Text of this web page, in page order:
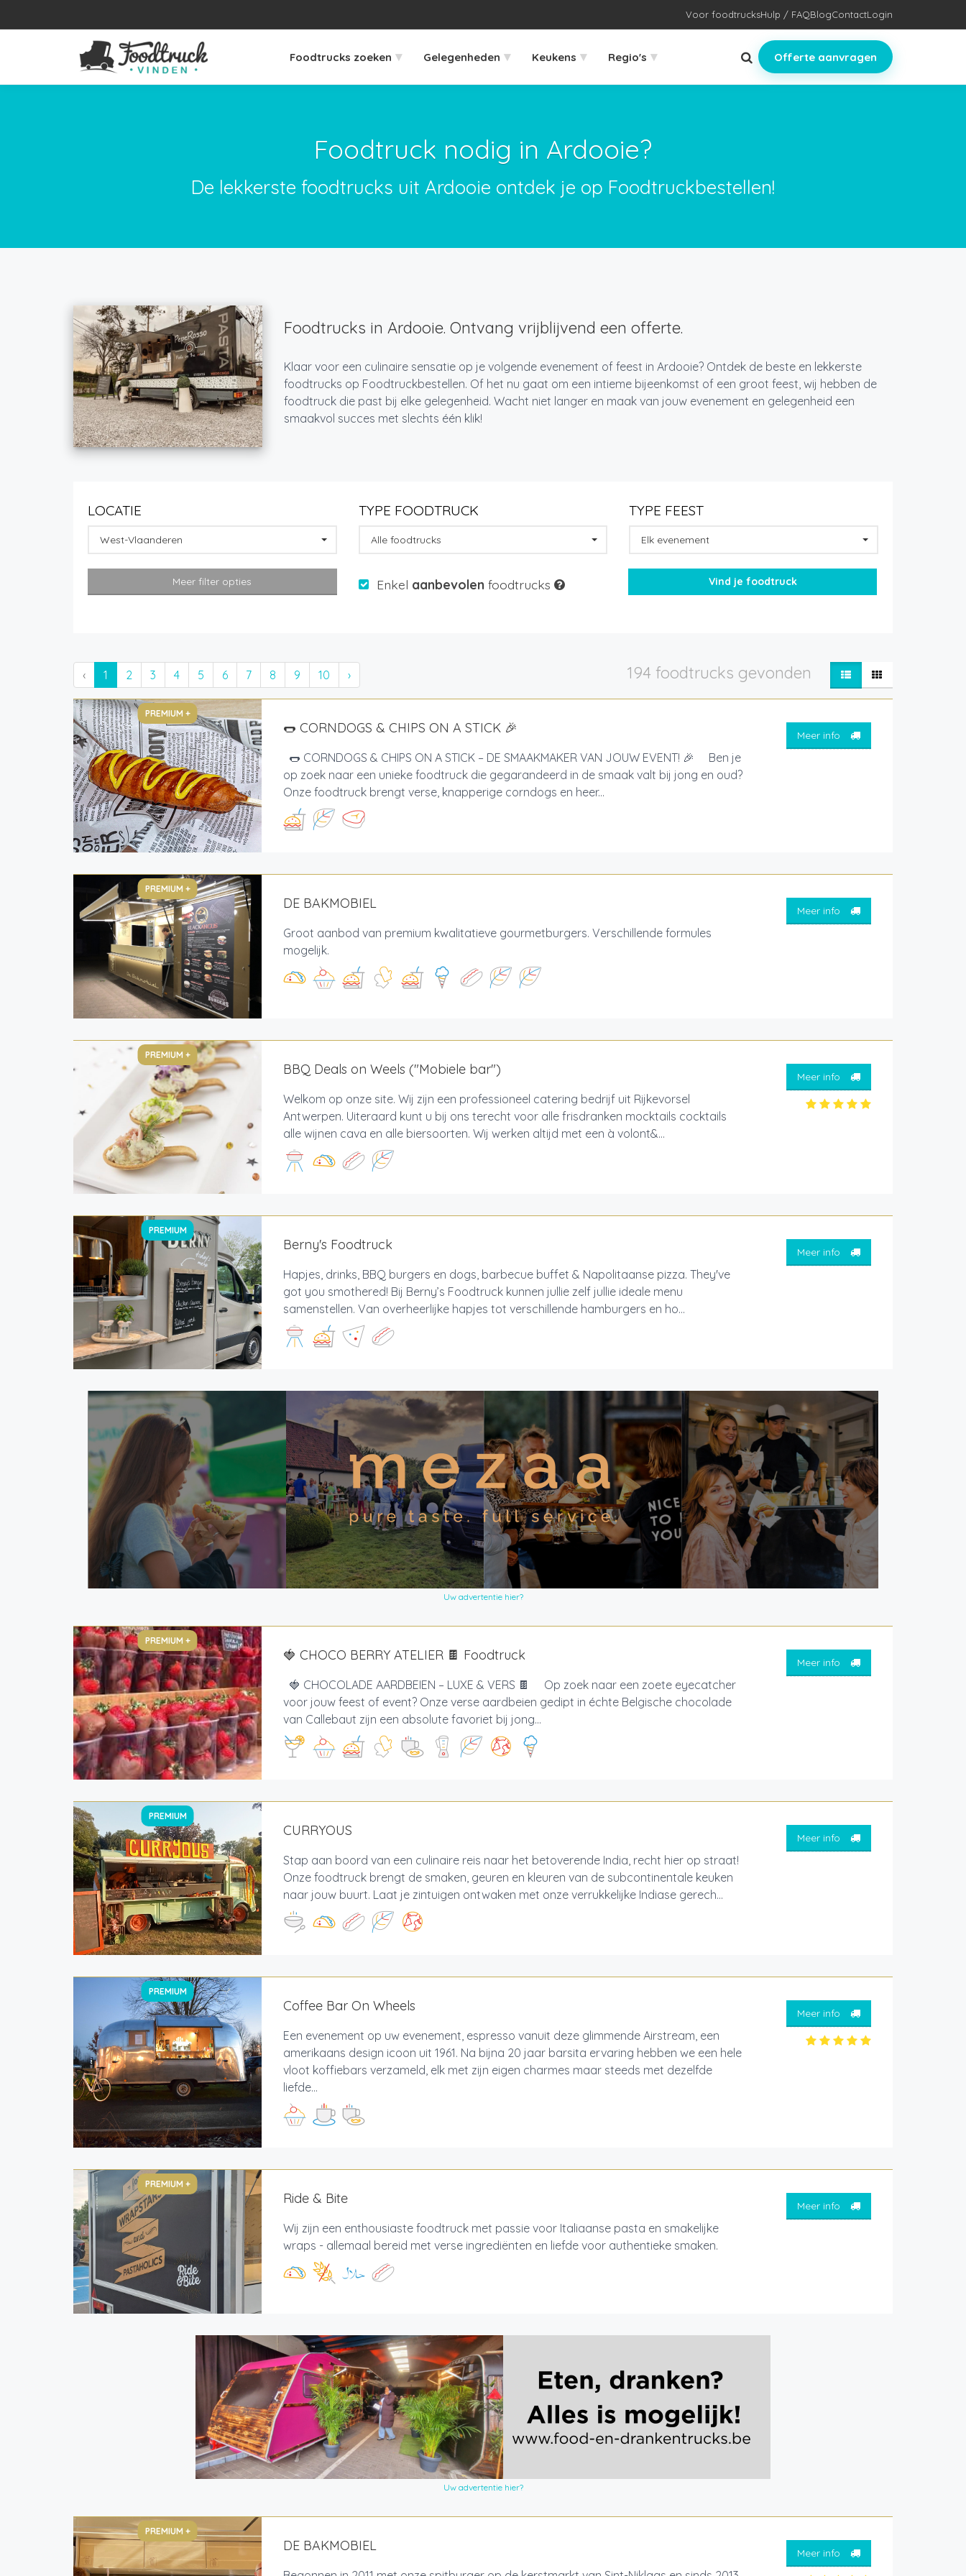
Voor foodtrucksHulp / FAQBlogContactLogin
Foodtrucks zoeken ▾ Gelegenheden ▾ Keukens ▾ Regio's ▾ Offerte aanvragen
Foodtruck nodig in Ardooie?
De lekkerste foodtrucks uit Ardooie ontdek je op Foodtruckbestellen!
Foodtrucks in Ardooie. Ontvang vrijblijvend een offerte.
Klaar voor een culinaire sensatie op je volgende evenement of feest in Ardooie? Ontdek de beste en lekkerste
foodtrucks op Foodtruckbestellen. Of het nu gaat om een intieme bijeenkomst of een groot feest, wij hebben de
foodtruck die past bij elke gelegenheid. Wacht niet langer en maak van jouw evenement en gelegenheid een
smaakvol succes met slechts één klik!
LOCATIE
West-Vlaanderen
TYPE FOODTRUCK
Alle foodtrucks
TYPE FEEST
Elk evenement
Meer filter opties Enkel aanbevolen foodtrucks
‹ 1 2 3 4 5 6 7 8 9 10 › 194 foodtrucks gevonden
PREMIUM +
🌭 CORNDOGS & CHIPS ON A STICK 🎉
🌭 CORNDOGS & CHIPS ON A STICK – DE SMAAKMAKER VAN JOUW EVENT! 🎉 Ben je
op zoek naar een unieke foodtruck die gegarandeerd in de smaak valt bij jong en oud?
Onze foodtruck brengt verse, knapperige corndogs en heer...
Meer info
PREMIUM +
DE BAKMOBIEL
Groot aanbod van premium kwalitatieve gourmetburgers. Verschillende formules
mogelijk.
Meer info
PREMIUM +
BBQ Deals on Weels ("Mobiele bar")
Welkom op onze site. Wij zijn een professioneel catering bedrijf uit Rijkevorsel
Antwerpen. Uiteraard kunt u bij ons terecht voor alle frisdranken mocktails cocktails
alle wijnen cava en alle biersoorten. Wij werken altijd met een à volont&...
Meer info
PREMIUM
Berny's Foodtruck
Hapjes, drinks, BBQ burgers en dogs, barbecue buffet & Napolitaanse pizza. They've
got you smothered! Bij Berny’s Foodtruck kunnen jullie zelf jullie ideale menu
samenstellen. Van overheerlijke hapjes tot verschillende hamburgers en ho...
Meer info
Uw advertentie hier?
PREMIUM +
🍓 CHOCO BERRY ATELIER 🍫 Foodtruck
🍓 CHOCOLADE AARDBEIEN – LUXE & VERS 🍫 Op zoek naar een zoete eyecatcher
voor jouw feest of event? Onze verse aardbeien gedipt in échte Belgische chocolade
van Callebaut zijn een absolute favoriet bij jong...
Meer info
PREMIUM
CURRYOUS
Stap aan boord van een culinaire reis naar het betoverende India, recht hier op straat!
Onze foodtruck brengt de smaken, geuren en kleuren van de subcontinentale keuken
naar jouw buurt. Laat je zintuigen ontwaken met onze verrukkelijke Indiase gerech...
Meer info
PREMIUM
Coffee Bar On Wheels
Een evenement op uw evenement, espresso vanuit deze glimmende Airstream, een
amerikaans design icoon uit 1961. Na bijna 20 jaar barsita ervaring hebben we een hele
vloot koffiebars verzameld, elk met zijn eigen charmes maar steeds met dezelfde
liefde...
Meer info
PREMIUM +
Ride & Bite
Wij zijn een enthousiaste foodtruck met passie voor Italiaanse pasta en smakelijke
wraps - allemaal bereid met verse ingrediënten en liefde voor authentieke smaken.
Meer info
Uw advertentie hier?
PREMIUM +
DE BAKMOBIEL Meer info